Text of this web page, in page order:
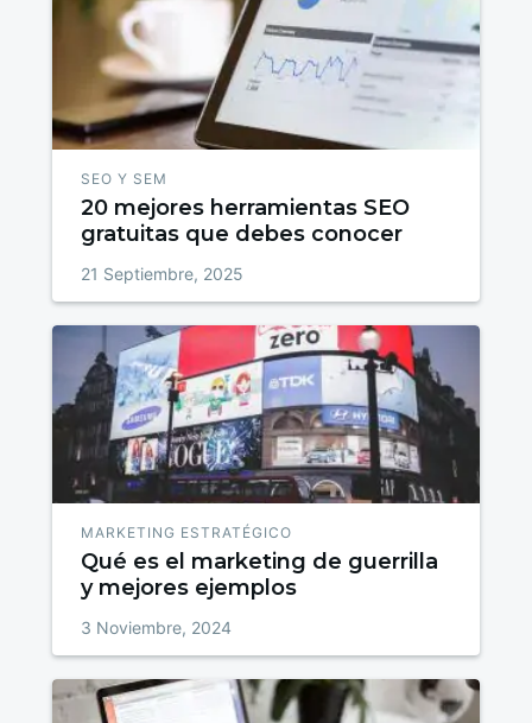
SEO Y SEM
20 mejores herramientas SEO
gratuitas que debes conocer
21 Septiembre, 2025
MARKETING ESTRATÉGICO
Qué es el marketing de guerrilla
y mejores ejemplos
3 Noviembre, 2024